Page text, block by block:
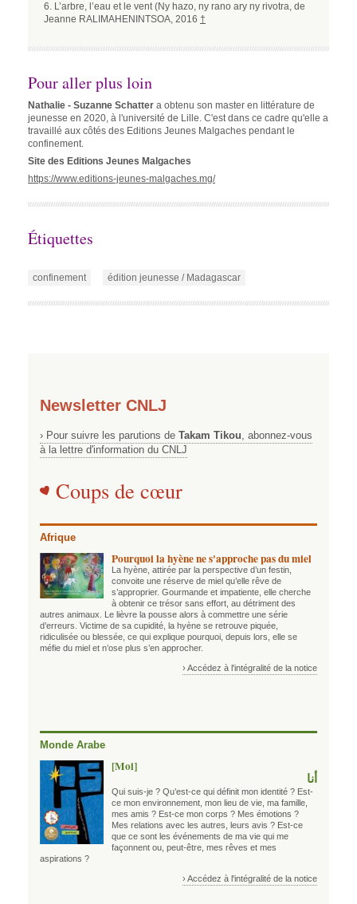
6. L’arbre, l’eau et le vent (Ny hazo, ny rano ary ny rivotra, de
Jeanne RALIMAHENINTSOA, 2016 †
Pour aller plus loin
Nathalie - Suzanne Schatter a obtenu son master en littérature de
jeunesse en 2020, à l'université de Lille. C'est dans ce cadre qu'elle a
travaillé aux côtés des Editions Jeunes Malgaches pendant le
confinement.
Site des Editions Jeunes Malgaches
https://www.editions-jeunes-malgaches.mg/
Étiquettes
confinement édition jeunesse / Madagascar
Newsletter CNLJ
› Pour suivre les parutions de Takam Tikou , abonnez-vous
à la lettre d'information du CNLJ
Coups de cœur
Afrique
Pourquoi la hyène ne s'approche pas du miel
La hyène, attirée par la perspective d’un festin,
convoite une réserve de miel qu’elle rêve de
s’approprier. Gourmande et impatiente, elle cherche
à obtenir ce trésor sans effort, au détriment des
autres animaux. Le lièvre la pousse alors à commettre une série
d’erreurs. Victime de sa cupidité, la hyène se retrouve piquée,
ridiculisée ou blessée, ce qui explique pourquoi, depuis lors, elle se
méfie du miel et n’ose plus s’en approcher.
› Accédez à l'intégralité de la notice
Monde Arabe
[Moi]
أنا
Qui suis-je ? Qu’est-ce qui définit mon identité ? Est-
ce mon environnement, mon lieu de vie, ma famille,
mes amis ? Est-ce mon corps ? Mes émotions ?
Mes relations avec les autres, leurs avis ? Est-ce
que ce sont les événements de ma vie qui me
façonnent ou, peut-être, mes rêves et mes
aspirations ?
› Accédez à l'intégralité de la notice